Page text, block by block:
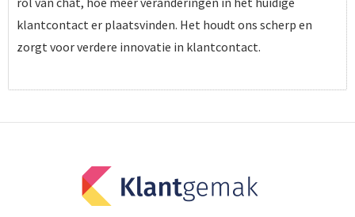
klantcontact er plaatsvinden. Het houdt ons scherp en
zorgt voor verdere innovatie in klantcontact.